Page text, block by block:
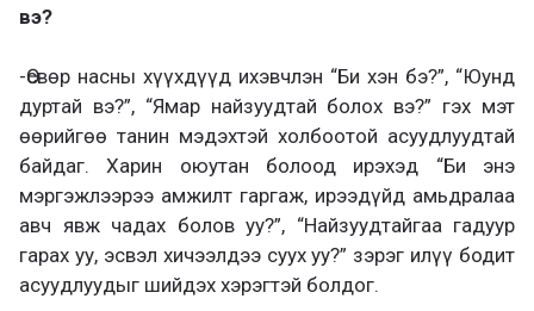
вэ?
-Өсвөр насны хүүхдүүд ихэвчлэн “Би хэн бэ?”, “Юунд
дуртай вэ?”, “Ямар найзуудтай болох вэ?” гэх мэт
өөрийгөө танин мэдэхтэй холбоотой асуудлуудтай
байдаг. Харин оюутан болоод ирэхэд “Би энэ
мэргэжлээрээ амжилт гаргаж, ирээдүйд амьдралаа
авч явж чадах болов уу?”, “Найзуудтайгаа гадуур
гарах уу, эсвэл хичээлдээ суух уу?” зэрэг илүү бодит
асуудлуудыг шийдэх хэрэгтэй болдог.